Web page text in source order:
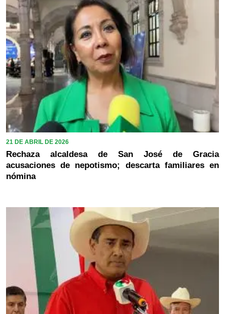
21 DE ABRIL DE 2026
Rechaza alcaldesa de San José de Gracia
acusaciones de nepotismo; descarta familiares en
nómina